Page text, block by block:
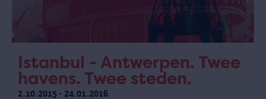
Istanbul - Antwerpen. Twee
havens. Twee steden.
2.10.2015 - 24.01.2016